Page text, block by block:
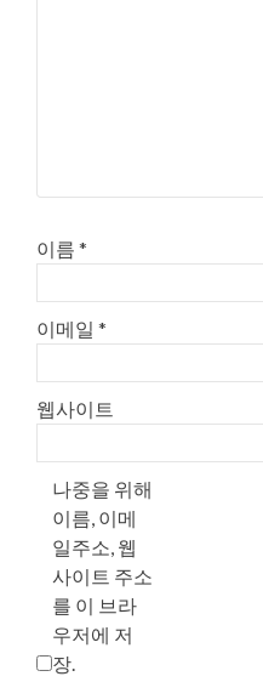
이름 *
이메일 *
웹사이트
나중을 위해
이름, 이메
일주소, 웹
사이트 주소
를 이 브라
우저에 저
장.